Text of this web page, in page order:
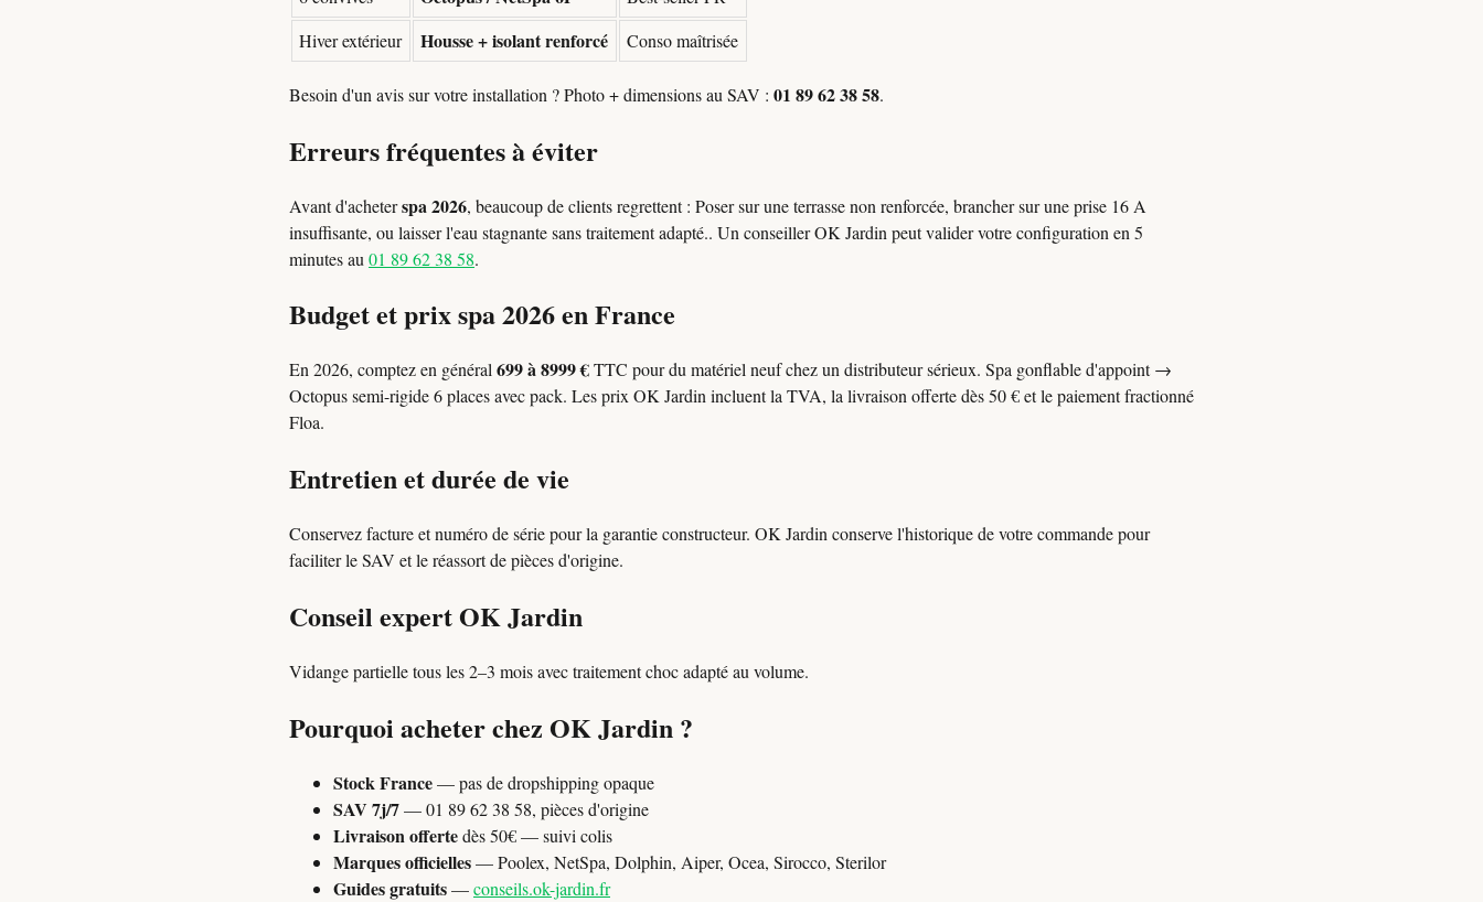
Hiver extérieur
Housse + isolant renforcé Conso maîtrisée
Besoin d'un avis sur votre installation ? Photo + dimensions au SAV : 01 89 62 38 58.
Erreurs fréquentes à éviter
Avant d'acheterspa 2026, beaucoup de clients regrettent : Poser sur une terrasse non renforcée, brancher sur une prise 16 A
insuffisante, ou laisser l'eau stagnante sans traitement adapté.. Un conseiller OK Jardin peut valider votre configuration en 5
minutes au 01 89 62 38 58.
Budget et prix spa 2026 en France
En 2026, comptez en général699 à 8999 €TTC pour du matériel neuf chez un distributeur sérieux. Spa gonflable d'appoint →
Octopus semi-rigide 6 places avec pack. Les prix OK Jardin incluent la TVA, la livraison offerte dès 50 € et le paiement fractionné
Floa.
Entretien et durée de vie
Conservez facture et numéro de série pour la garantie constructeur. OK Jardin conserve l'historique de votre commande pour
faciliter le SAV et le réassort de pièces d'origine.
Conseil expert OK Jardin
Vidange partielle tous les 2–3 mois avec traitement choc adapté au volume.
Pourquoi acheter chez OK Jardin ?
Stock France— pas de dropshipping opaque
SAV 7j/7— 01 89 62 38 58, pièces d'origine
Livraison offertedès 50€ — suivi colis
Marques officielles— Poolex, NetSpa, Dolphin, Aiper, Ocea, Sirocco, Sterilor
Guides gratuits—conseils.ok-jardin.fr